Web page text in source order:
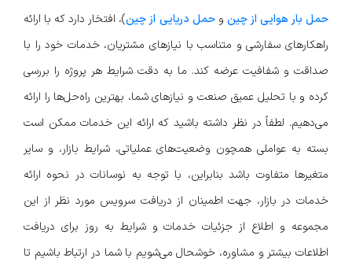
حمل بار هوایی از چین وحمل دریایی از چین)، افتخار دارد که با ارائه
راهکارهای سفارشی و متناسب با نیازهای مشتریان، خدمات خود را با
صداقت و شفافیت عرضه کند. ما به دقت شرایط هر پروژه را بررسی
کرده و با تحلیل عمیق صنعت و نیازهای شما، بهترین راه‌حل‌ها را ارائه
می‌دهیم. لطفاً در نظر داشته باشید که ارائه این خدمات ممکن است
بسته به عواملی همچون وضعیت‌های عملیاتی، شرایط بازار، و سایر
متغیرها متفاوت باشد بنابراین، با توجه به نوسانات در نحوه ارائه
خدمات در بازار، جهت اطمینان از دریافت سرویس مورد نظر از این
مجموعه و اطلاع از جزئیات خدمات و شرایط به روز برای دریافت
اطلاعات بیشتر و مشاوره، خوشحال می‌شویم با شما در ارتباط باشیم تا